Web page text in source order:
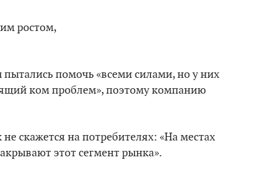
ростом,
помочь «всеми силами, но у них
ком проблем», поэтому компанию
скажется на потребителях: «На местах
этот сегмент рынка».